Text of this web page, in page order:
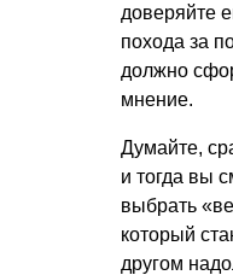
доверяйте
похода за
должно
мнение.
Думайте,
и тогда вы
выбрать
который
другом